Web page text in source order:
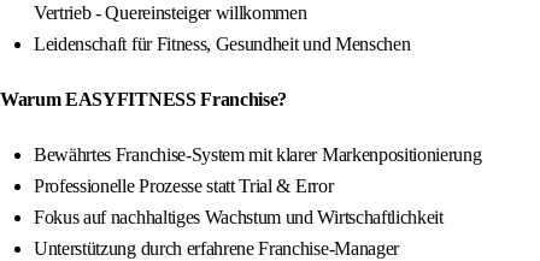
Vertrieb - Quereinsteiger willkommen
Leidenschaft für Fitness, Gesundheit und Menschen
Warum EASYFITNESS Franchise?
Bewährtes Franchise-System mit klarer Markenpositionierung
Professionelle Prozesse statt Trial & Error
Fokus auf nachhaltiges Wachstum und Wirtschaftlichkeit
Unterstützung durch erfahrene Franchise-Manager